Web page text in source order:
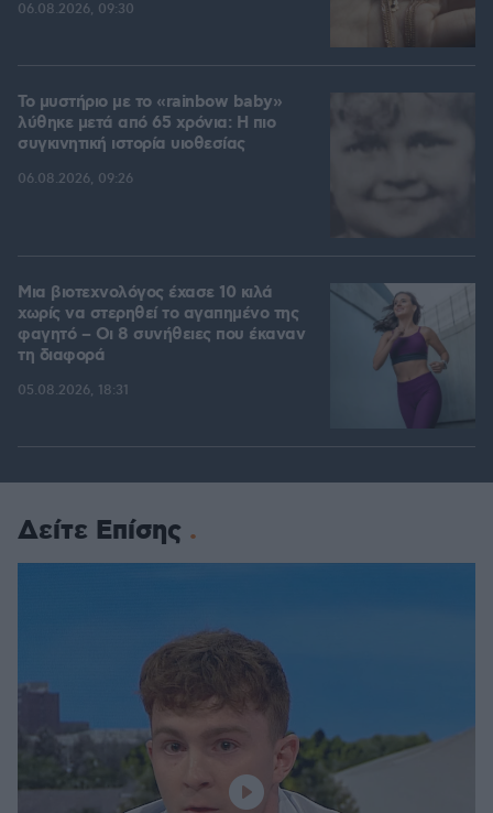
06.08.2026, 09:30
Το μυστήριο με το «rainbow baby»
λύθηκε μετά από 65 χρόνια: Η πιο
συγκινητική ιστορία υιοθεσίας
06.08.2026, 09:26
Μια βιοτεχνολόγος έχασε 10 κιλά
χωρίς να στερηθεί το αγαπημένο της
φαγητό – Οι 8 συνήθειες που έκαναν
τη διαφορά
05.08.2026, 18:31
Δείτε Επίσης